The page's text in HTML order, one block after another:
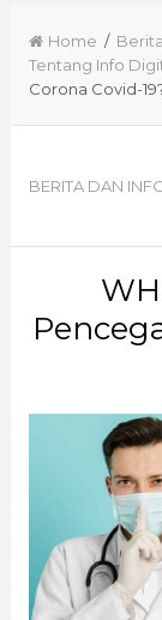
Home /
Tentang Info
Corona Covid-
BERITA DAN